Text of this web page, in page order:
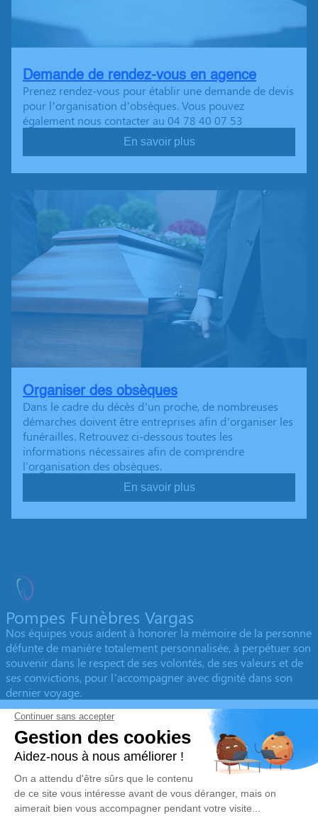
Demande de rendez-vous en agence
Prenez rendez-vous pour établir une demande de devis
pour l’organisation d’obsèques. Vous pouvez
également nous contacter au 04 78 40 07 53
En savoir plus
Organiser des obsèques
Dans le cadre du décès d’un proche, de nombreuses
démarches doivent être entreprises afin d’organiser les
funérailles. Retrouvez ci-dessous toutes les
informations nécessaires afin de comprendre
l'organisation des obsèques.
En savoir plus
Pompes Funèbres Vargas
Nos équipes vous aident à honorer la mémoire de la personne
défunte de manière totalement personnalisée, à perpétuer son
souvenir dans le respect de ses volontés, de ses valeurs et de
ses convictions, pour l’accompagner avec dignité dans son
dernier voyage.
Obtenez un devis
Devis obsèques
Devis prévoyance
Devis marbrerie